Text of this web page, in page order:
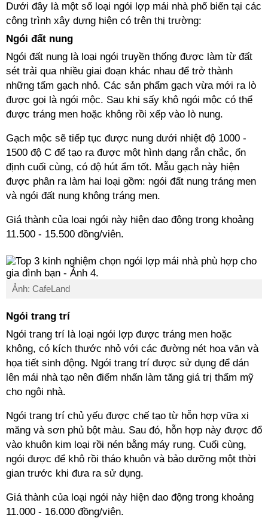
Dưới đây là một số loại ngói lợp mái nhà phổ biến tại các
công trình xây dựng hiện có trên thị trường:
Ngói đất nung
Ngói đất nung là loại ngói truyền thống được làm từ đất
sét trải qua nhiều giai đoạn khác nhau để trở thành
những tấm gạch nhỏ. Các sản phẩm gạch vừa mới ra lò
được gọi là ngói mộc. Sau khi sấy khô ngói mộc có thể
được tráng men hoặc không rồi xếp vào lò nung.
Gạch mộc sẽ tiếp tục được nung dưới nhiệt độ 1000 -
1500 độ C để tạo ra được một hình dạng rắn chắc, ổn
định cuối cùng, có độ hút ẩm tốt. Mẫu gạch này hiện
được phân ra làm hai loại gồm: ngói đất nung tráng men
và ngói đất nung không tráng men.
Giá thành của loại ngói này hiện dao động trong khoảng
11.500 - 15.500 đồng/viên.
Ảnh: CafeLand
Ngói trang trí
Ngói trang trí là loại ngói lợp được tráng men hoặc
không, có kích thước nhỏ với các đường nét hoa văn và
họa tiết sinh động. Ngói trang trí được sử dụng để dán
lên mái nhà tạo nên điểm nhấn làm tăng giá trị thẩm mỹ
cho ngôi nhà.
Ngói trang trí chủ yếu được chế tạo từ hỗn hợp vữa xi
măng và sơn phủ bột màu. Sau đó, hỗn hợp này được đổ
vào khuôn kim loại rồi nén bằng máy rung. Cuối cùng,
ngói được để khô rồi tháo khuôn và bảo dưỡng một thời
gian trước khi đưa ra sử dụng.
Giá thành của loại ngói này hiện dao động trong khoảng
11.000 - 16.000 đồng/viên.